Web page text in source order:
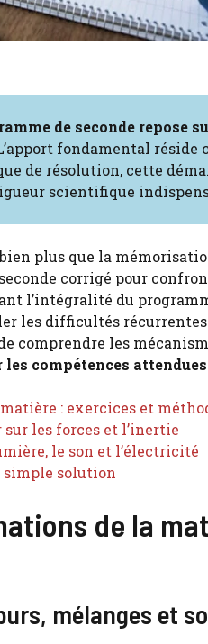
de seconde repose
fondamental réside
de résolution, cette
scientifique
plus que la
corrigé pour
l’intégralité du
les difficultés récurrentes
comprendre les
compétences attendues
: exercices et
les forces et l’inertie
le son et l’électricité
simple solution
de la
mélanges et